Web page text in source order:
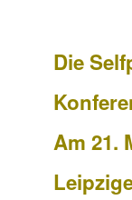
Die
Am 21.